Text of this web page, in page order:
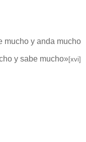
mucho y anda mucho
y sabe mucho»[xvi]